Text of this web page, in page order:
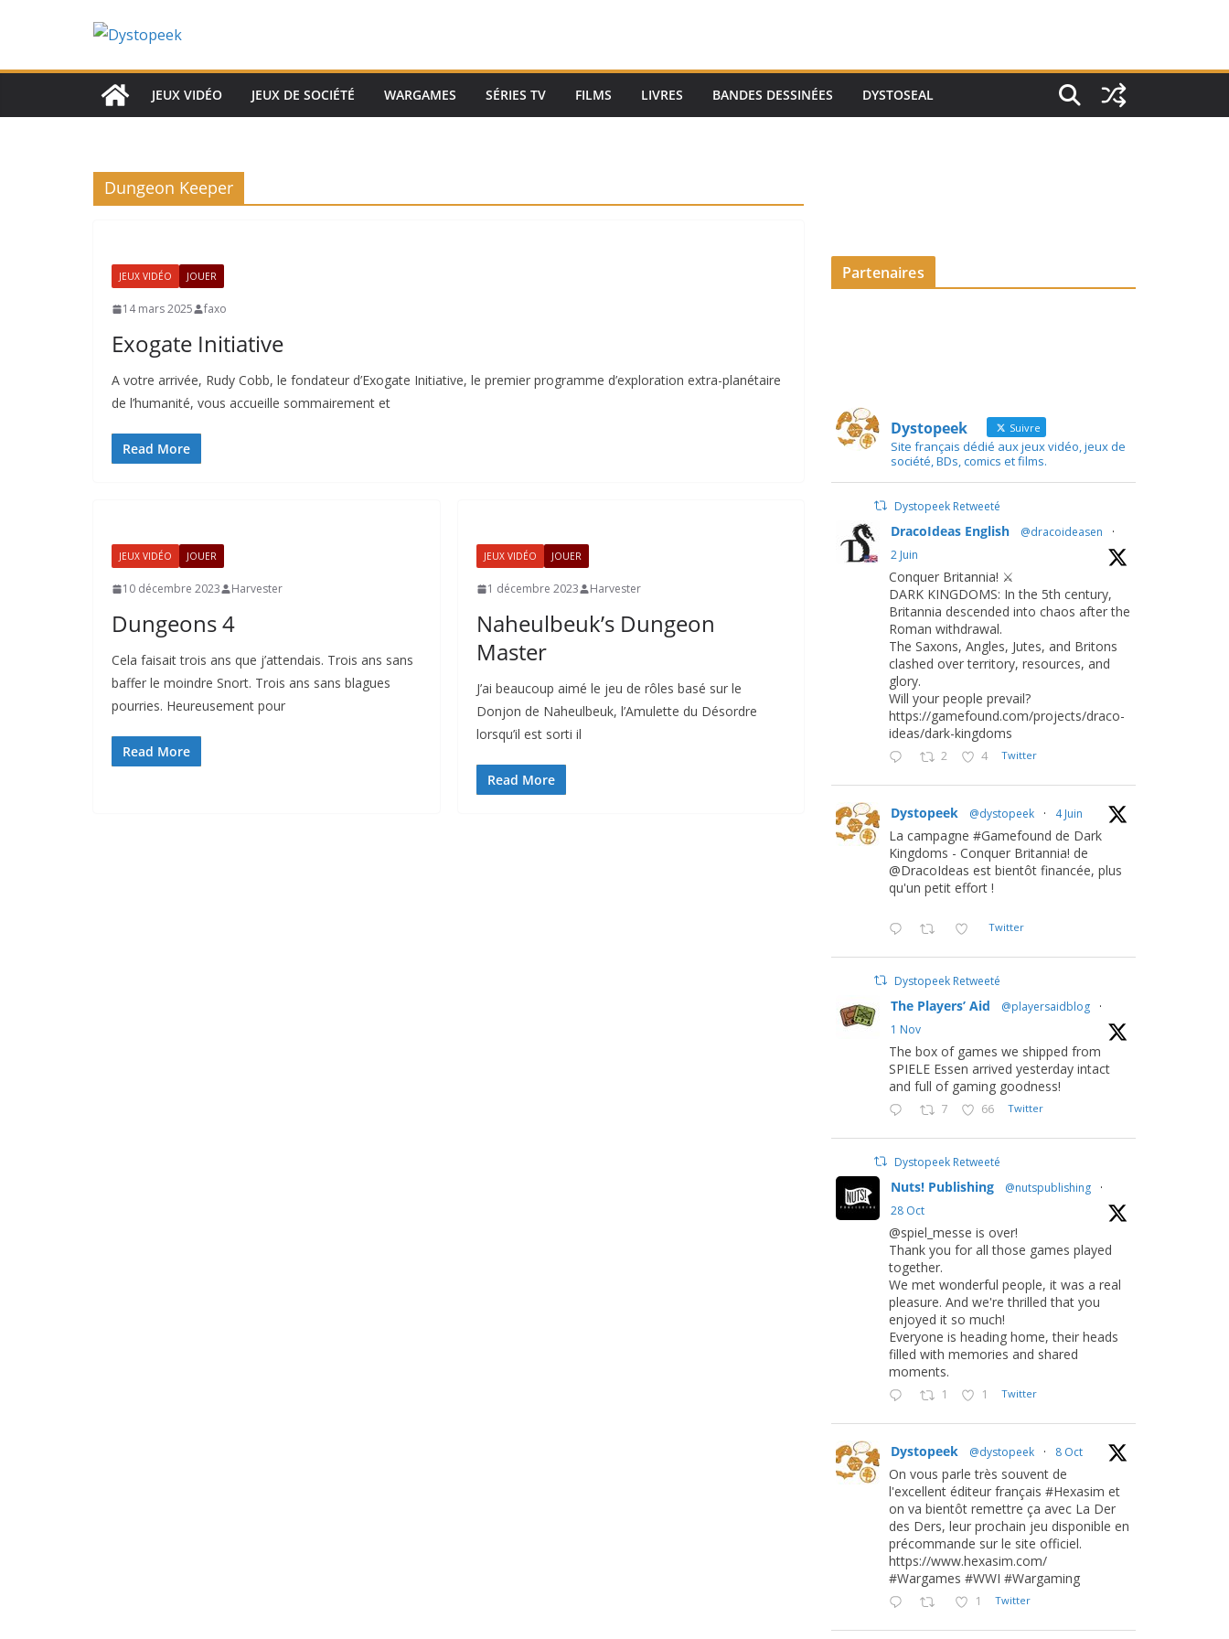
JEUX VIDÉO JEUX DE SOCIÉTÉ WARGAMES SÉRIES TV FILMS LIVRES BANDES DESSINÉES DYSTOSEAL
Dungeon Keeper
JEUX VIDÉO JOUER
14 mars 2025 faxo
Exogate Initiative
A votre arrivée, Rudy Cobb, le fondateur d’Exogate Initiative, le premier programme d’exploration extra-planétaire
de l’humanité, vous accueille sommairement et
Read More
JEUX VIDÉO JOUER
10 décembre 2023 Harvester
Dungeons 4
Cela faisait trois ans que j’attendais. Trois ans sans
baffer le moindre Snort. Trois ans sans blagues
pourries. Heureusement pour
Read More
JEUX VIDÉO JOUER
1 décembre 2023 Harvester
Naheulbeuk’s Dungeon
Master
J’ai beaucoup aimé le jeu de rôles basé sur le
Donjon de Naheulbeuk, l’Amulette du Désordre
lorsqu’il est sorti il
Read More
Partenaires
Dystopeek Suivre
Site français dédié aux jeux vidéo, jeux de
société, BDs, comics et films.
Dystopeek Retweeté
DracoIdeas English @dracoideasen
·
2 Juin
Conquer Britannia! ⚔️
DARK KINGDOMS: In the 5th century,
Britannia descended into chaos after the
Roman withdrawal.
The Saxons, Angles, Jutes, and Britons
clashed over territory, resources, and
glory.
Will your people prevail?
https://gamefound.com/projects/draco-
ideas/dark-kingdoms
2 4 Twitter
Dystopeek @dystopeek · 4 Juin
La campagne #Gamefound de Dark
Kingdoms - Conquer Britannia! de
@DracoIdeas est bientôt financée, plus
qu'un petit effort !
Twitter
Dystopeek Retweeté
The Players’ Aid @playersaidblog
·
1 Nov
The box of games we shipped from
SPIELE Essen arrived yesterday intact
and full of gaming goodness!
7 66 Twitter
Dystopeek Retweeté
Nuts! Publishing @nutspublishing
·
28 Oct
@spiel_messe is over!
Thank you for all those games played
together.
We met wonderful people, it was a real
pleasure. And we're thrilled that you
enjoyed it so much!
Everyone is heading home, their heads
filled with memories and shared
moments.
1 1 Twitter
Dystopeek @dystopeek · 8 Oct
On vous parle très souvent de
l'excellent éditeur français #Hexasim et
on va bientôt remettre ça avec La Der
des Ders, leur prochain jeu disponible en
précommande sur le site officiel.
https://www.hexasim.com/
#Wargames #WWI #Wargaming
1 Twitter